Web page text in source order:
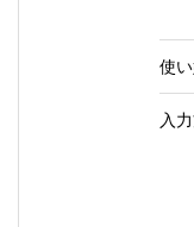
使
入